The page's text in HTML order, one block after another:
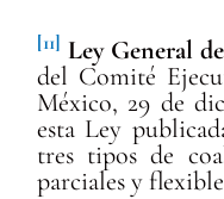
[11] Ley General
del Comité
México, 29 de
esta Ley
tres tipos de
parciales y